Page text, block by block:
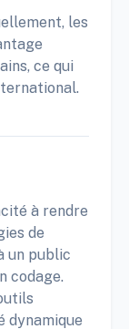
les
ce qui
à rendre
de
un public
codage.
dynamique